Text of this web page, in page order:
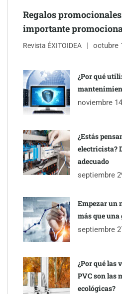
Regalos
importante
Revista ÉXITOIDEA octubre
¿Por qué
noviembre
¿Estás
electricista?
adecuado
septiembre
Empezar un
más que una
septiembre
¿Por qué las
PVC son las
ecológicas?